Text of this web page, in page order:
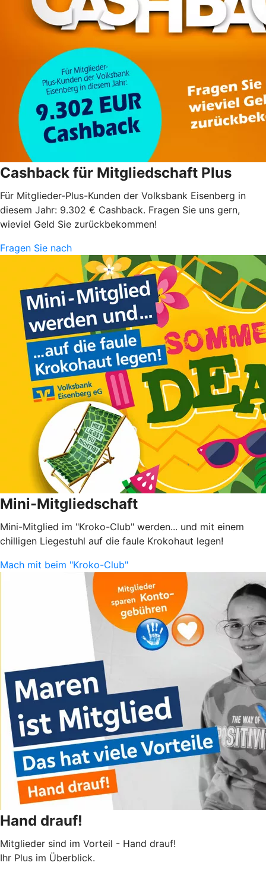
Cashback für Mitgliedschaft Plus
Für Mitglieder-Plus-Kunden der Volksbank Eisenberg in
diesem Jahr: 9.302 € Cashback. Fragen Sie uns gern,
wieviel Geld Sie zurückbekommen!
Fragen Sie nach
Mini-Mitgliedschaft
Mini-Mitglied im "Kroko-Club" werden... und mit einem
chilligen Liegestuhl auf die faule Krokohaut legen!
Mach mit beim "Kroko-Club"
Hand drauf!
Mitglieder sind im Vorteil - Hand drauf!
Ihr Plus im Überblick.